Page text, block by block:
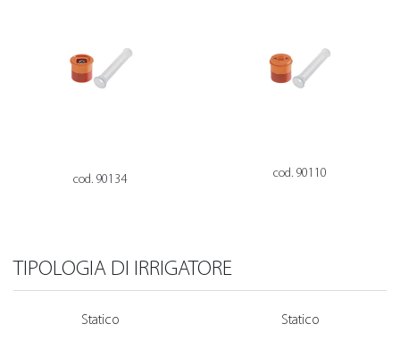
cod. 90134 cod. 90110
TIPOLOGIA DI IRRIGATORE
Statico Statico